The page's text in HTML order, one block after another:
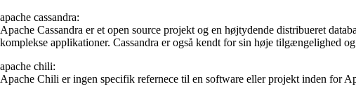
apache cassandra:
Apache Cassandra er et open source projekt og en højtydende distribueret
komplekse applikationer. Cassandra er også kendt for sin høje tilgængelighed
apache chili:
Apache Chili er ingen specifik refernece til en software eller projekt inden for